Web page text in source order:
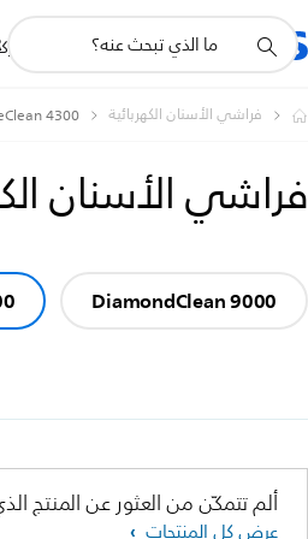
المنتجات
أيقونة
دعم
فراشي الأسنان الكهربائية 4300
فراشي الأسنان
DiamondClean 9000
ألم تتمكّن من العثور عن المنتج
عرض كل المنتجات